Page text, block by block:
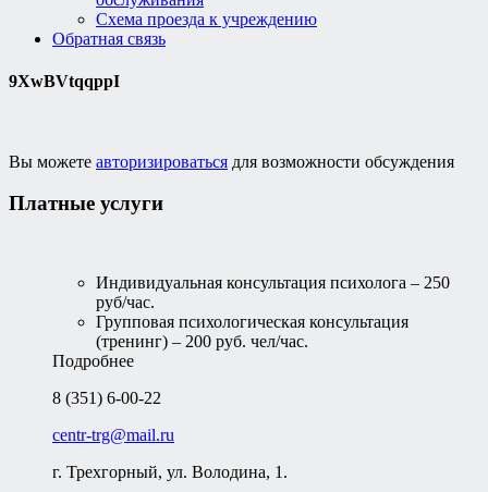
Схема проезда к учреждению
Обратная связь
9XwBVtqqppI
Вы можете авторизироваться для возможности обсуждения
Платные услуги
Индивидуальная консультация психолога – 250
руб/час.
Групповая психологическая консультация
(тренинг) – 200 руб. чел/час.
Подробнее
8 (351) 6-00-22
centr-trg@mail.ru
г. Трехгорный, ул. Володина, 1.